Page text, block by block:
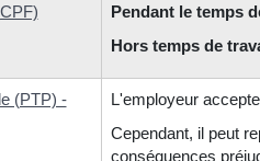
Pendant le temps
Hors temps de
(PTP) -
L'employeur
Cependant, il peut
conséquences